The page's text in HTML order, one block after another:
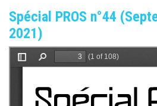
Spécial PROS n°44
2021)